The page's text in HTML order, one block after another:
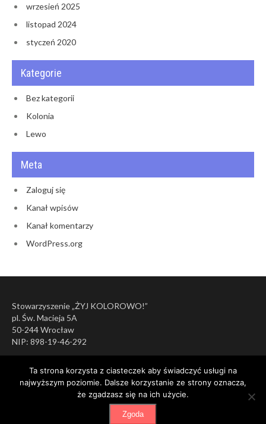
wrzesień 2025
listopad 2024
styczeń 2020
Kategorie
Bez kategorii
Kolonia
Lewo
Meta
Zaloguj się
Kanał wpisów
Kanał komentarzy
WordPress.org
Stowarzyszenie „ŻYJ KOLOROWO!”
pl. Św. Macieja 5A
50-244 Wrocław
NIP: 898-19-46-292
Ta strona korzysta z ciasteczek aby świadczyć usługi na
najwyższym poziomie. Dalsze korzystanie ze strony oznacza,
że zgadzasz się na ich użycie.
Zgoda